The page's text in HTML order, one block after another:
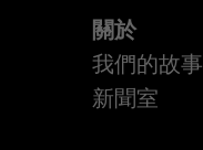
關於
我們的故事
新聞室